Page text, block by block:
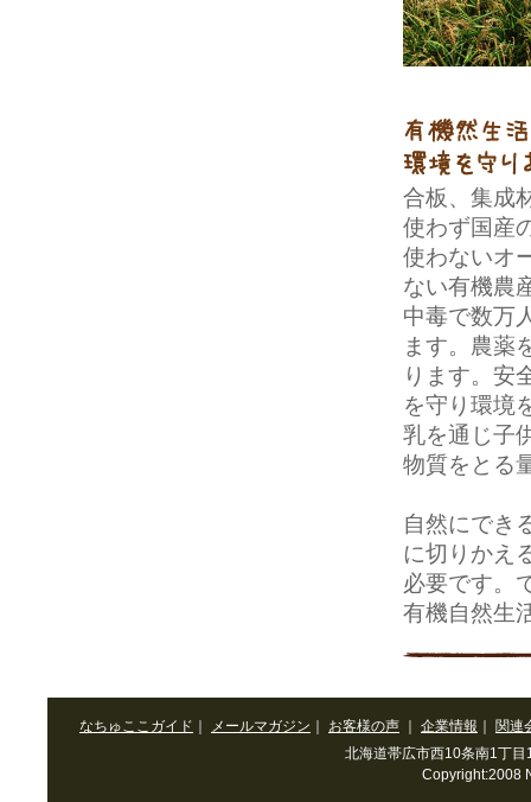
合板、集成
使わず国産
使わないオ
ない有機農
中毒で数万
ます。農薬
ります。安
を守り環境
乳を通じ子
物質をとる
自然にでき
に切りかえ
必要です。
有機自然生
なちゅここガイド メールマガジン お客様の声 企業情報
関連
北海道帯広市西10条南1丁
Copyright:2008